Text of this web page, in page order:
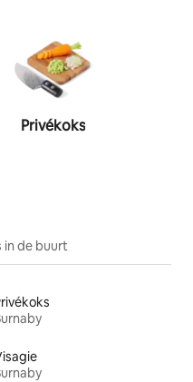
Privékoks
in de buurt